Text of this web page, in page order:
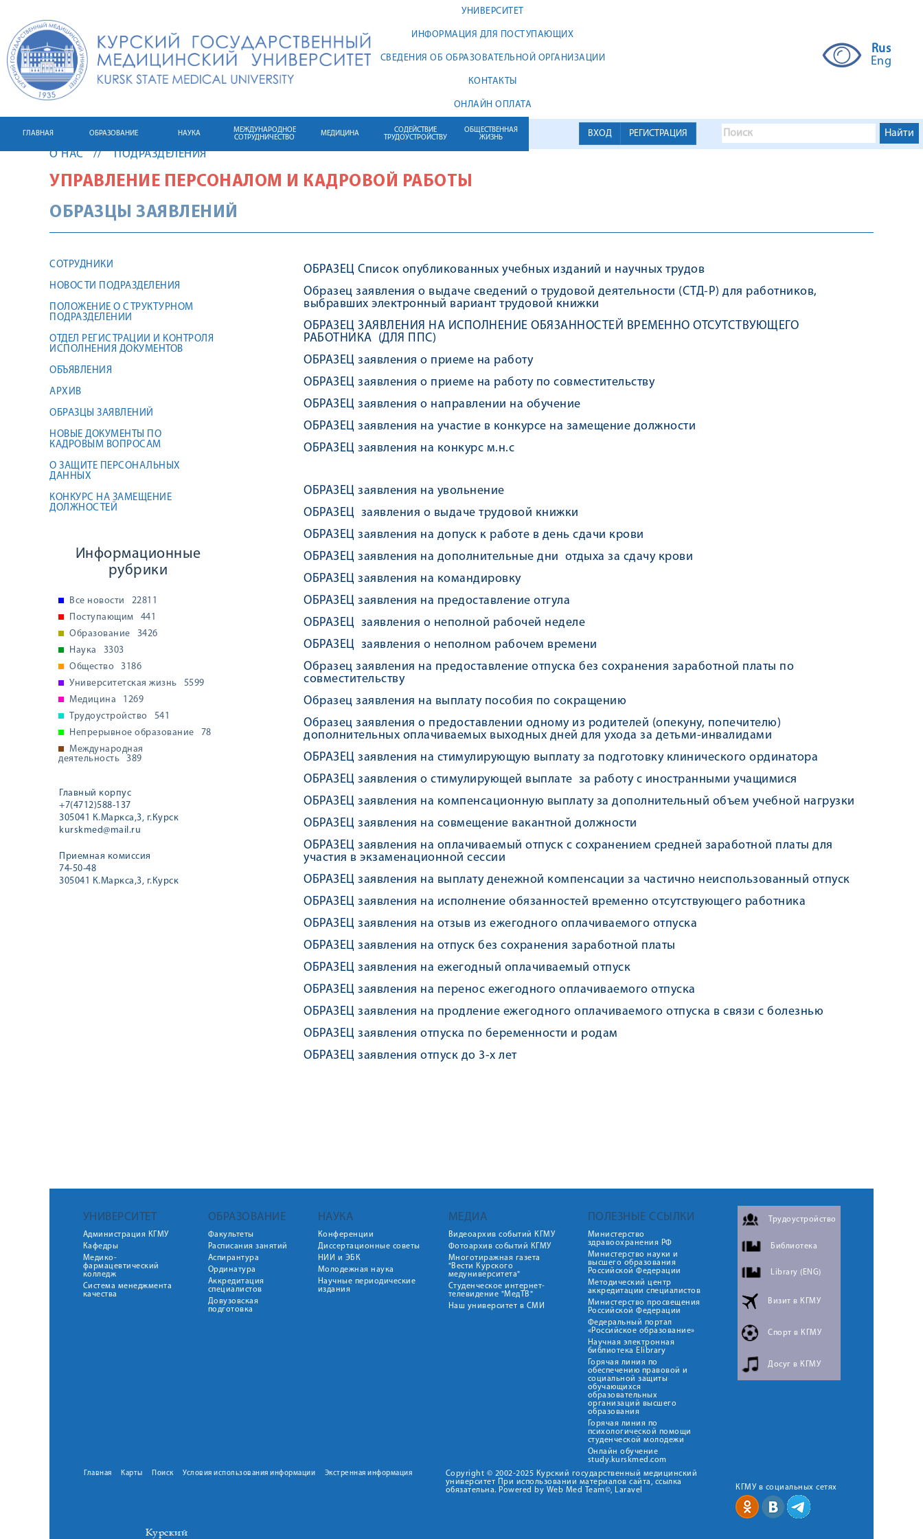
УНИВЕРСИТЕТ
ИНФОРМАЦИЯ ДЛЯ ПОСТУПАЮЩИХ
СВЕДЕНИЯ ОБ ОБРАЗОВАТЕЛЬНОЙ ОРГАНИЗАЦИИ
КОНТАКТЫ
ОНЛАЙН ОПЛАТА
Rus
Eng
ВХОД РЕГИСТРАЦИЯ
ГЛАВНАЯ ОБРАЗОВАНИЕ НАУКА
МЕЖДУНАРОДНОЕ
СОТРУДНИЧЕСТВО
МЕДИЦИНА
СОДЕЙСТВИЕ
ТРУДОУСТРОЙСТВУ
ОБЩЕСТВЕННАЯ
ЖИЗНЬ
О НАС ПОДРАЗДЕЛЕНИЯ
УПРАВЛЕНИЕ ПЕРСОНАЛОМ И КАДРОВОЙ РАБОТЫ
ОБРАЗЦЫ ЗАЯВЛЕНИЙ
СОТРУДНИКИ
НОВОСТИ ПОДРАЗДЕЛЕНИЯ
ПОЛОЖЕНИЕ О СТРУКТУРНОМ
ПОДРАЗДЕЛЕНИИ
ОТДЕЛ РЕГИСТРАЦИИ И КОНТРОЛЯ
ИСПОЛНЕНИЯ ДОКУМЕНТОВ
ОБЪЯВЛЕНИЯ
АРХИВ
ОБРАЗЦЫ ЗАЯВЛЕНИЙ
НОВЫЕ ДОКУМЕНТЫ ПО
КАДРОВЫМ ВОПРОСАМ
О ЗАЩИТЕ ПЕРСОНАЛЬНЫХ
ДАННЫХ
КОНКУРС НА ЗАМЕЩЕНИЕ
ДОЛЖНОСТЕЙ
Информационные
рубрики
Все новости
22811
Поступающим
441
Образование
3426
Наука
3303
Общество
3186
Университетская жизнь
5599
Медицина
1269
Трудоустройство
541
Непрерывное образование
78
Международная
деятельность
389
Главный корпус
+7(4712)588-137
305041 К.Маркса,3, г.Курск
kurskmed@mail.ru
Приемная комиссия
74-50-48
305041 К.Маркса,3, г.Курск
ОБРАЗЕЦ Список опубликованных учебных изданий и научных трудов
Образец заявления о выдаче сведений о трудовой деятельности (СТД-Р) для работников,
выбравших электронный вариант трудовой книжки
ОБРАЗЕЦ ЗАЯВЛЕНИЯ НА ИСПОЛНЕНИЕ ОБЯЗАННОСТЕЙ ВРЕМЕННО ОТСУТСТВУЮЩЕГО
РАБОТНИКА (ДЛЯ ППС)
ОБРАЗЕЦ заявления о приеме на работу
ОБРАЗЕЦ заявления о приеме на работу по совместительству
ОБРАЗЕЦ заявления о направлении на обучение
ОБРАЗЕЦ заявления на участие в конкурсе на замещение должности
ОБРАЗЕЦ заявления на конкурс м.н.с
ОБРАЗЕЦ заявления на увольнение
ОБРАЗЕЦ заявления о выдаче трудовой книжки
ОБРАЗЕЦ заявления на допуск к работе в день сдачи крови
ОБРАЗЕЦ заявления на дополнительные дни отдыха за сдачу крови
ОБРАЗЕЦ заявления на командировку
ОБРАЗЕЦ заявления на предоставление отгула
ОБРАЗЕЦ заявления о неполной рабочей неделе
ОБРАЗЕЦ заявления о неполном рабочем времени
Образец заявления на предоставление отпуска без сохранения заработной платы по
совместительству
Образец заявления на выплату пособия по сокращению
Образец заявления о предоставлении одному из родителей (опекуну, попечителю)
дополнительных оплачиваемых выходных дней для ухода за детьми-инвалидами
ОБРАЗЕЦ заявления на стимулирующую выплату за подготовку клинического ординатора
ОБРАЗЕЦ заявления о стимулирующей выплате за работу с иностранными учащимися
ОБРАЗЕЦ заявления на компенсационную выплату за дополнительный объем учебной нагрузки
ОБРАЗЕЦ заявления на совмещение вакантной должности
ОБРАЗЕЦ заявления на оплачиваемый отпуск с сохранением средней заработной платы для
участия в экзаменационной сессии
ОБРАЗЕЦ заявления на выплату денежной компенсации за частично неиспользованный отпуск
ОБРАЗЕЦ заявления на исполнение обязанностей временно отсутствующего работника
ОБРАЗЕЦ заявления на отзыв из ежегодного оплачиваемого отпуска
ОБРАЗЕЦ заявления на отпуск без сохранения заработной платы
ОБРАЗЕЦ заявления на ежегодный оплачиваемый отпуск
ОБРАЗЕЦ заявления на перенос ежегодного оплачиваемого отпуска
ОБРАЗЕЦ заявления на продление ежегодного оплачиваемого отпуска в связи с болезнью
ОБРАЗЕЦ заявления отпуска по беременности и родам
ОБРАЗЕЦ заявления отпуск до 3-х лет
УНИВЕРСИТЕТ
Администрация КГМУ
Кафедры
Медико-
фармацевтический
колледж
Система менеджмента
качества
ОБРАЗОВАНИЕ
Факультеты
Расписания занятий
Аспирантура
Ординатура
Аккредитация
специалистов
Довузовская
подготовка
НАУКА
Конференции
Диссертационные советы
НИИ и ЭБК
Молодежная наука
Научные периодические
издания
МЕДИА
Видеоархив событий КГМУ
Фотоархив событий КГМУ
Многотиражная газета
"Вести Курского
медуниверситета"
Студенческое интернет-
телевидение "МедТВ"
Наш университет в СМИ
ПОЛЕЗНЫЕ ССЫЛКИ
Министерство
здравоохранения РФ
Министерство науки и
высшего образования
Российской Федерации
Методический центр
аккредитации специалистов
Министерство просвещения
Российской Федерации
Федеральный портал
«Российское образование»
Научная электронная
библиотека Elibrary
Горячая линия по
обеспечению правовой и
социальной защиты
обучающихся
образовательных
организаций высшего
образования
Горячая линия по
психологической помощи
студенческой молодежи
Онлайн обучение
study.kurskmed.com
Трудоустройство
Библиотека
Library (ENG)
Визит в КГМУ
Спорт в КГМУ
Досуг в КГМУ
Главная Карты Поиск Условия использования информации Экстренная информация
Copyright © 2002-2025 Курский государственный медицинский
университет При использовании материалов сайта, ссылка
обязательна. Powered by Web Med Team©, Laravel
КГМУ в социальных сетях
Курский